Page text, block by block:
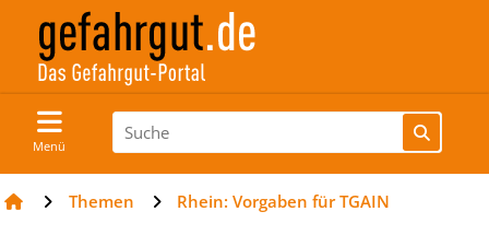
Menü
Themen Rhein: Vorgaben für TGAIN